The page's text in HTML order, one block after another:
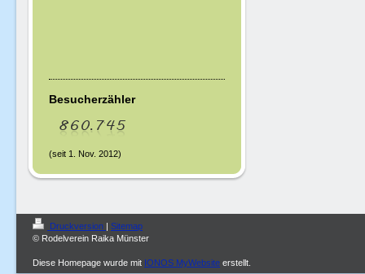
Besucherzähler
(seit 1. Nov. 2012)
Druckversion | Sitemap
© Rodelverein Raika Münster
Diese Homepage wurde mit IONOS MyWebsite erstellt.